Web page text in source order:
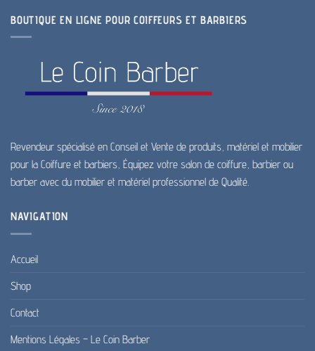
BOUTIQUE EN LIGNE POUR COIFFEURS ET BARBIERS
Revendeur spécialisé en Conseil et Vente de produits, matériel et mobilier
pour la Coiffure et barbiers, Équipez votre salon de coiffure, barbier ou
barber avec du mobilier et matériel professionnel de Qualité.
NAVIGATION
Accueil
Shop
Contact
Mentions Légales – Le Coin Barber